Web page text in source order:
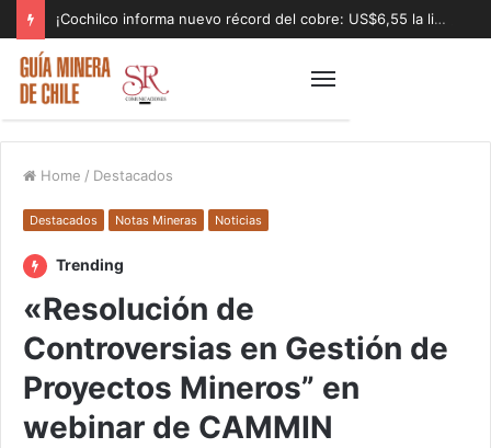
¡Cochilco informa nuevo récord del cobre: US$6,55 la libra!
Home / Destacados
Destacados Notas Mineras Noticias
Trending
«Resolución de
Controversias en Gestión de
Proyectos Mineros” en
webinar de CAMMIN